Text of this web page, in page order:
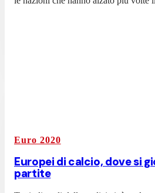
Euro 2020
Europei di calcio, dove si
partite